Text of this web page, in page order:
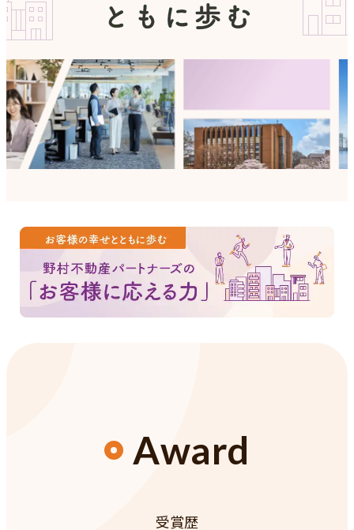
企業理念
お客様に応える力
会社概要/沿革
組織図
アクセスマップ
ニュースリリース
お知らせ
パラアスリート支援
ウェルネス経営への取り組み
事業紹介
マンション管理事業
プロパティマネジメント事業
建築事業
管理・工事実績
（管理実績）ビル・施設・データセ
ンター
（工事実績）ビル・施設
採用情報
採用情報
新卒採用
キャリア採用（総合職中途採用）
嘱託キャリア採用
お問い合わせ
Award
受賞歴